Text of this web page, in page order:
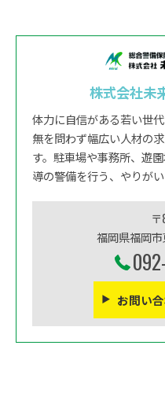
株式会社未
体力に自信がある若い世
無を問わず幅広い人材の
す。駐車場や事務所、遊
導の警備を行う、やりが
〒
福岡県福岡市
お問い